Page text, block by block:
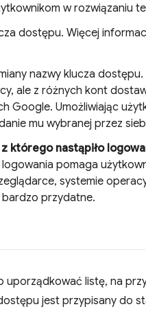
w rozwiązaniu
dostępu. Więcej
nazwy klucza dostępu.
ale z różnych kont
Google. Umożliwiając
mu wybranej przez
którego nastąpiło
pomaga
systemie
bardzo przydatne.
uporządkować listę, na
jest przypisany do